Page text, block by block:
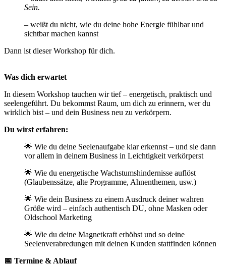
Sein.
– weißt du nicht, wie du deine hohe Energie fühlbar und
sichtbar machen kannst
Dann ist dieser Workshop für dich.
Was dich erwartet
In diesem Workshop tauchen wir tief – energetisch, praktisch und
seelengeführt. Du bekommst Raum, um dich zu erinnern, wer du
wirklich bist – und dein Business neu zu verkörpern.
Du wirst erfahren:
🌟 Wie du deine Seelenaufgabe klar erkennst – und sie dann
vor allem in deinem Business in Leichtigkeit verkörperst
🌟 Wie du energetische Wachstumshindernisse auflöst
(Glaubenssätze, alte Programme, Ahnenthemen, usw.)
🌟 Wie dein Business zu einem Ausdruck deiner wahren
Größe wird – einfach authentisch DU, ohne Masken oder
Oldschool Marketing
🌟 Wie du deine Magnetkraft erhöhst und so deine
Seelenverabredungen mit deinen Kunden stattfinden können
📅 Termine & Ablauf